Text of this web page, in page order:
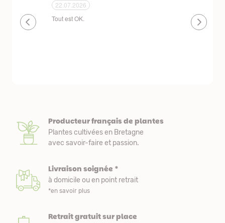
24.06.2026
plantes de qualité très bien emballées et
Un site que
réserve. La
livraison
Producteur français de plantes
Plantes cultivées en Bretagne
avec savoir-faire et passion.
Livraison soignée *
à domicile ou en point retrait
*en savoir plus
Retrait gratuit sur place